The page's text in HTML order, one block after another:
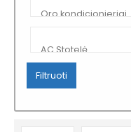
Filtruoti